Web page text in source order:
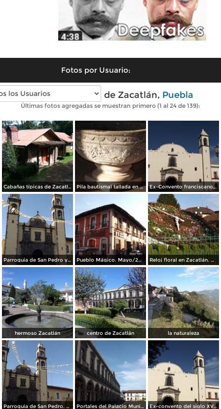
Fotos por Usuario:
Fotos modernas de Zacatlán, Puebla
Últimas fotos agregadas se muestran primero (1 al 24 de 139):
Cabañas típicas de Zacatlán. Agosto/2015 Pila bautismal tallada en cantera siglo XVI. Mayo/2014 Ex-Convento franciscano del siglo XVI. Mayo/2014
Parroquia de San Pedro y San Pablo. Mayo/2014 Pueblo Mágico. Mayo/2014 Reloj floral en Zacatlán. Mayo/2014
hermoso Zacatlán centro de Zacatlán la naturaleza
Parroquia de San Pedro. Mayo/2014 Portales del Palacio Municipal. Mayo/2014 Ex-convento del siglo XVI. Zacatlán. Mayo/2014